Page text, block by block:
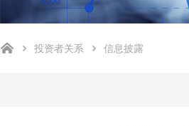
投资者关系 信息披露